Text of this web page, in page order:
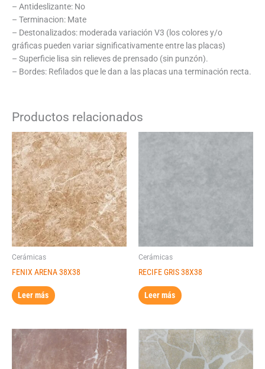
– Antideslizante: No
– Terminacion: Mate
– Destonalizados: moderada variación V3 (los colores y/o
gráficas pueden variar significativamente entre las placas)
– Superficie lisa sin relieves de prensado (sin punzón).
– Bordes: Refilados que le dan a las placas una terminación recta.
Productos relacionados
Cerámicas
FENIX ARENA 38X38
Leer más
Cerámicas
RECIFE GRIS 38X38
Leer más